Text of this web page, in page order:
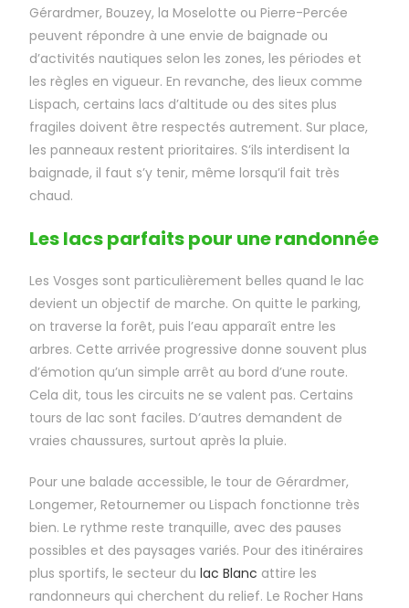
Gérardmer, Bouzey, la Moselotte ou Pierre-Percée
peuvent répondre à une envie de baignade ou
d’activités nautiques selon les zones, les périodes et
les règles en vigueur. En revanche, des lieux comme
Lispach, certains lacs d’altitude ou des sites plus
fragiles doivent être respectés autrement. Sur place,
les panneaux restent prioritaires. S’ils interdisent la
baignade, il faut s’y tenir, même lorsqu’il fait très
chaud.
Les lacs parfaits pour une randonnée
Les Vosges sont particulièrement belles quand le lac
devient un objectif de marche. On quitte le parking,
on traverse la forêt, puis l’eau apparaît entre les
arbres. Cette arrivée progressive donne souvent plus
d’émotion qu’un simple arrêt au bord d’une route.
Cela dit, tous les circuits ne se valent pas. Certains
tours de lac sont faciles. D’autres demandent de
vraies chaussures, surtout après la pluie.
Pour une balade accessible, le tour de Gérardmer,
Longemer, Retournemer ou Lispach fonctionne très
bien. Le rythme reste tranquille, avec des pauses
possibles et des paysages variés. Pour des itinéraires
plus sportifs, le secteur dulac Blanc attire les
randonneurs qui cherchent du relief. Le Rocher Hans